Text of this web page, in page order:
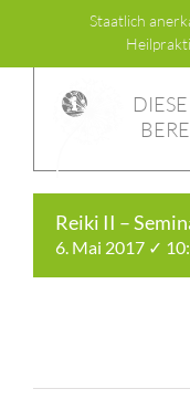
springen
Staatlich
Reiki II –
6. Mai 2017 ✓